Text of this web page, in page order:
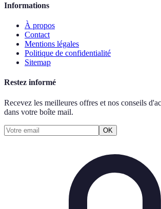
Informations
À propos
Contact
Mentions légales
Politique de confidentialité
Sitemap
Restez informé
Recevez les meilleures offres et nos conseils
dans votre boîte mail.
OK